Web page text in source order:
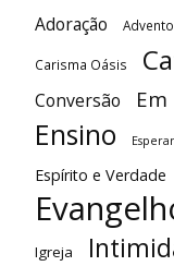
Adoração Advento
Carisma Oásis
Conversão
Ensino
Espírito e Verdade
Igreja